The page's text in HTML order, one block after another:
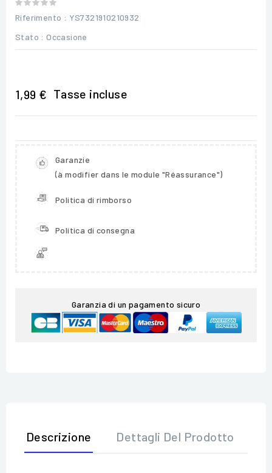
Riferimento : YS7321910210932
Stato : Occasione
1,99 € Tasse incluse
Garanzie
(à modifier dans le module "Réassurance")
Politica di rimborso
Politica di consegna
Garanzia di un pagamento sicuro
Descrizione Dettagli Del Prodotto